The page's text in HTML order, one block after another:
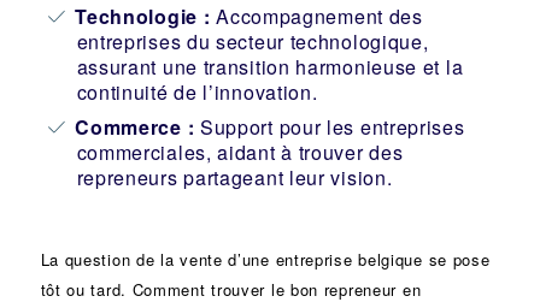
Technologie : Accompagnement des
entreprises du secteur technologique,
assurant une transition harmonieuse et la
continuité de l’innovation.
Commerce : Support pour les entreprises
commerciales, aidant à trouver des
repreneurs partageant leur vision.
La question de la vente d’une entreprise belgique se pose
tôt ou tard. Comment trouver le bon repreneur en